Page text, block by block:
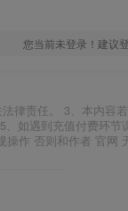
您当前未登录！建议
律责任。 3、本内容
如遇到充值付费环节
操作 否则和作者 官网